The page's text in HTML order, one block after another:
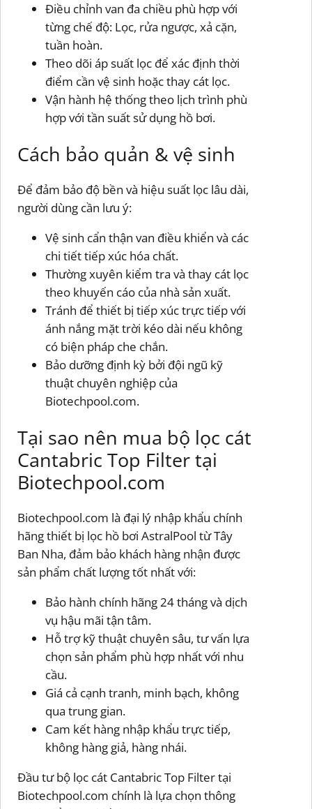
Điều chỉnh van đa chiều phù hợp với
từng chế độ: Lọc, rửa ngược, xả cặn,
tuần hoàn.
Theo dõi áp suất lọc để xác định thời
điểm cần vệ sinh hoặc thay cát lọc.
Vận hành hệ thống theo lịch trình phù
hợp với tần suất sử dụng hồ bơi.
Cách bảo quản & vệ sinh
Để đảm bảo độ bền và hiệu suất lọc lâu dài,
người dùng cần lưu ý:
Vệ sinh cẩn thận van điều khiển và các
chi tiết tiếp xúc hóa chất.
Thường xuyên kiểm tra và thay cát lọc
theo khuyến cáo của nhà sản xuất.
Tránh để thiết bị tiếp xúc trực tiếp với
ánh nắng mặt trời kéo dài nếu không
có biện pháp che chắn.
Bảo dưỡng định kỳ bởi đội ngũ kỹ
thuật chuyên nghiệp của
Biotechpool.com.
Tại sao nên mua bộ lọc cát
Cantabric Top Filter tại
Biotechpool.com
Biotechpool.com là đại lý nhập khẩu chính
hãng thiết bị lọc hồ bơi AstralPool từ Tây
Ban Nha, đảm bảo khách hàng nhận được
sản phẩm chất lượng tốt nhất với:
Bảo hành chính hãng 24 tháng và dịch
vụ hậu mãi tận tâm.
Hỗ trợ kỹ thuật chuyên sâu, tư vấn lựa
chọn sản phẩm phù hợp nhất với nhu
cầu.
Giá cả cạnh tranh, minh bạch, không
qua trung gian.
Cam kết hàng nhập khẩu trực tiếp,
không hàng giả, hàng nhái.
Đầu tư bộ lọc cát Cantabric Top Filter tại
Biotechpool.com chính là lựa chọn thông